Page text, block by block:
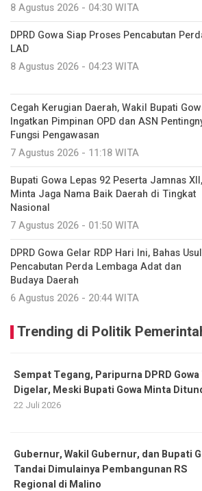
8 Agustus 2026 - 04:30 WITA
DPRD Gowa Siap Proses Pencabutan
LAD
8 Agustus 2026 - 04:23 WITA
Cegah Kerugian Daerah, Wakil Bupati
Ingatkan Pimpinan OPD dan ASN
Fungsi Pengawasan
7 Agustus 2026 - 11:18 WITA
Bupati Gowa Lepas 92 Peserta Jamnas XII,
Minta Jaga Nama Baik Daerah di Tingkat
Nasional
7 Agustus 2026 - 01:50 WITA
DPRD Gowa Gelar RDP Hari Ini, Bahas
Pencabutan Perda Lembaga Adat dan
Budaya Daerah
6 Agustus 2026 - 20:44 WITA
Trending di Politik
Sempat Tegang, Paripurna DPRD
Digelar, Meski Bupati Gowa Minta
22 Juli 2026
Gubernur, Wakil Gubernur, dan Bupati
Tandai Dimulainya Pembangunan RS
Regional di Malino